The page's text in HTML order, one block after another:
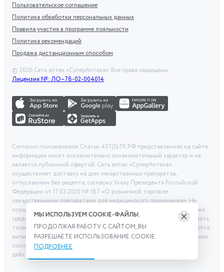
Пользовательское соглашение
Политика обработки персональных данных
Правила участия в программе лояльности
Политика рекомендаций
Продажа дистанционным способом
© 2026 Сеть аптек «СуперАптека». Все права защищены.
Лицензия №: ЛО–78-02-004014
Согласно положениями Статьи 437(2) ГК РФ представленная на сайте
информация носит исключительно ознакомительный характер и не
является публичной офертой. Сеть аптек «СуперАптека»
осуществляет доставку на дом лекарственных препаратов,
отпускаемым без рецепта, согласно Указу Президента Российской
Федерации от 17.03.2020 № 187 «О розничной торговле
лекарственными препаратами для медицинского применения». Не
осуществляем дистанционную продажу рецептурных лекарственных
средств и БАД. Рецептурные лекарственные средства можно получить
только при помощи самовывоза в аптеке при предоставлении рецепта,
выписанного врачом. Бронирование товара выполняется при условиях
последующего выкупа заказа в выбранном аптечном пункте. Цена
действительна только при заказе через сайт.
МЫ ИСПОЛЬЗУЕМ COOKIE-ФАЙЛЫ.
ПРОДОЛЖАЯ РАБОТУ С САЙТОМ, ВЫ
РАЗРЕШАЕТЕ ИСПОЛЬЗОВАНИЕ COOKIE.
ПОДРОБНЕЕ